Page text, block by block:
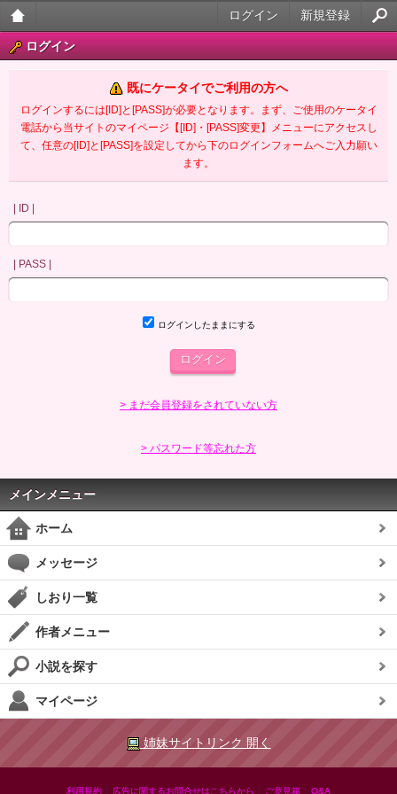
大人
ータ
イ官
新規登録
ログイン
ログイン
既にケータイでご利用の方へ
ログインするには[ID]と[PASS]が必要となります。まず、ご使用のケータイ
電話から当サイトのマイページ【[ID]・[PASS]変更】メニューにアクセスし
て、任意の[ID]と[PASS]を設定してから下のログインフォームへご入力願い
ます。
| ID |
| PASS |
ログインしたままにする
> まだ会員登録をされていない方
> パスワード等忘れた方
メインメニュー
ホーム
メッセージ
しおり一覧
作者メニュー
小説を探す
マイページ
姉妹サイトリンク 開く
利用規約 広告に関するお問合せはこちらから ご意見箱 Q&A